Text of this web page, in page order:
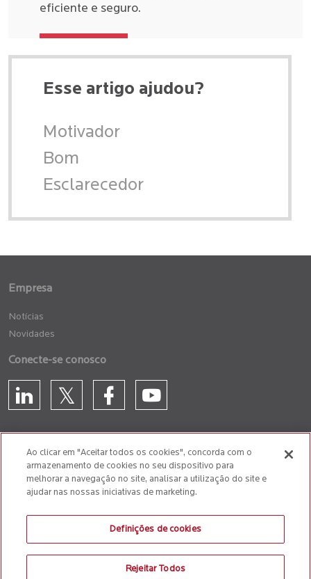
eficiente e seguro.
Esse artigo ajudou?
Motivador
Bom
Esclarecedor
Empresa
Notícias
Novidades
Conecte-se conosco
GLASSDOOR
Política de Denúncia de Atos Ilícito
Anti-Slavery and Human Trafficking Policy
Ao clicar em "Aceitar todos os cookies", concorda com o
armazenamento de cookies no seu dispositivo para
melhorar a navegação no site, analisar a utilização do site e
ajudar nas nossas iniciativas de marketing.
Definições de cookies
Rejeitar Todos